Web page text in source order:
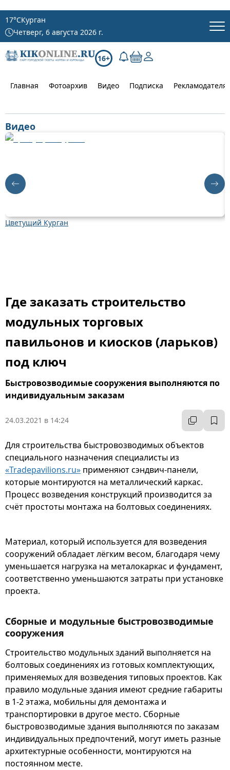
17°CКурган
Четверг, 6 августа 2026 г.
16+
Главная Фотоархив Видео Подписка
Видео
Цветущий Курган
Где заказать строительство
модульных торговых
павильонов и киосков (ларьков)
под ключ
Быстровозводимые сооружения выполняются по
индивидуальным заказам
24.03.2021 в 14:24
Для строительства быстровозводимых объектов
специального назначения специалисты из
«Tradepavilions.ru» применяют сэндвич-панели,
которые монтируются на металлический каркас.
Процесс возведения конструкций производится за
счёт простоты монтажа на болтовых соединениях.
Материал, который используется для возведения
сооружений обладает лёгким весом, благодаря чему
уменьшается нагрузка на металокаркас и фундамент,
соответственно уменьшаются затраты при установке
проекта.
Сборные и модульные быстровозводимые
сооружения
Строительство модульных зданий выполняется на
болтовых соединениях из готовых комплектующих,
применяемых для возведения типовых проектов. Как
правило модульные здания имеют средние габариты
в 1-2 этажа, мобильны для демонтажа и
транспортировки в другое место. Сборные
быстровозводимые здания выполняются по заказам
индивидуальных предпочтений, могут иметь разные
архитектурные особенности, монтируются на
постоянном месте.